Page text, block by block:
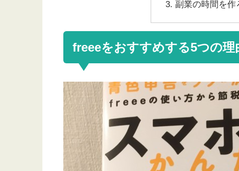
副業の時間を作
freeeをおすすめする5つの理